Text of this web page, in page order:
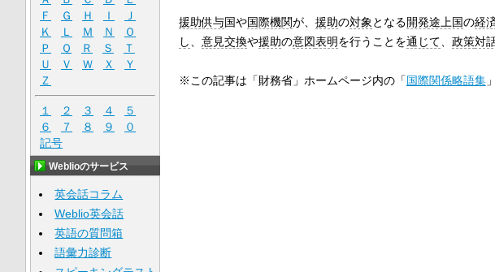
援助供与国や国際機関が、 援助の対象 となる開発途上国の経
し
意見交換や援助の意図表明を行うことを通じて 政策対
※この記事は「財務省」ホームページ内の「国際関係略語集
Ｆ
Ｇ Ｈ Ｉ
Ｊ
Ｋ
Ｌ Ｍ Ｎ
Ｏ
Ｐ
Ｑ Ｒ Ｓ
Ｔ
Ｕ
Ｖ Ｗ Ｘ
Ｙ
Ｚ
１ ２ ３ ４
５
６
７ ８ ９
０
記号
Weblioのサービス
英会話コラム
Weblio英会話
英語の質問箱
語彙力診断